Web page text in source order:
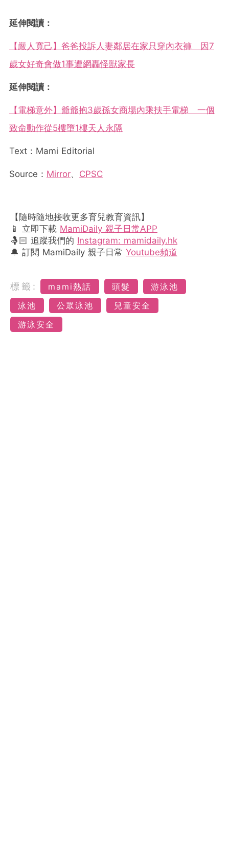
延伸閱讀：
【嚴人寬己】爸爸投訴人妻鄰居在家只穿內衣褲 因7
歲女好奇會做1事遭網轟怪獸家長
延伸閱讀：
【電梯意外】爺爺抱3歲孫女商場內乘扶手電梯 一個
致命動作從5樓墮1樓天人永隔
Text：Mami Editorial
Source： Mirror、 CPSC
【隨時隨地接收更多育兒教育資訊】
📱 立即下載 MamiDaily 親子日常APP
🤱🏻 追蹤我們的 Instagram: mamidaily.hk
🔔 訂閱 MamiDaily 親子日常 Youtube頻道
標籤: mami熱話 頭髮
游泳池
泳池
公眾泳池
兒童安全
游泳安全